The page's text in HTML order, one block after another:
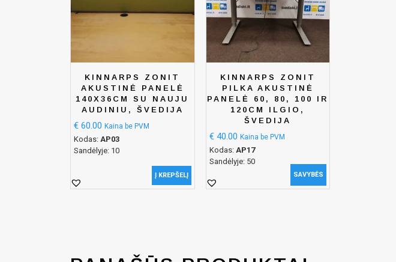
KINNARPS ZONIT
AKUSTINĖ PANELĖ
140X36CM SU NAUJU
AUDINIU, ŠVEDIJA
€ 60.00 Kaina be PVM
Kodas: AP03
Sandėlyje: 10
Į KREPŠELĮ
KINNARPS ZONIT
PILKA AKUSTINĖ
PANELĖ 60, 80, 100 IR
120CM ILGIO,
ŠVEDIJA
€40.00 Kaina be PVM
Kodas: AP17
Sandėlyje: 50
SAVYBĖS